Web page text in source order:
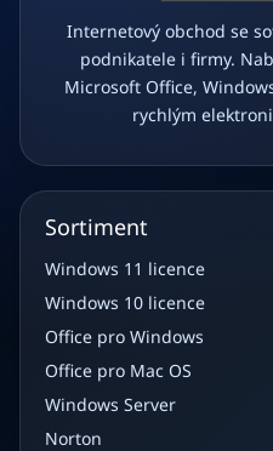
Internetový obchod se
podnikatele i firmy.
Microsoft Office,
rychlým
Sortiment
Windows 11 licence
Windows 10 licence
Office pro Windows
Office pro Mac OS
Windows Server
Norton